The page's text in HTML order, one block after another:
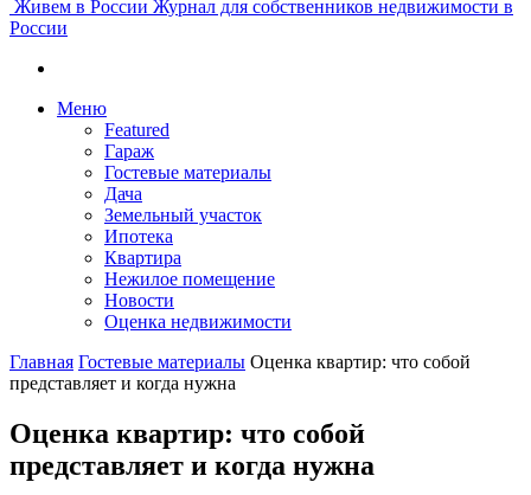
Живем в России Журнал для собственников недвижимости в
России
Меню
Featured
Гараж
Гостевые материалы
Дача
Земельный участок
Ипотека
Квартира
Нежилое помещение
Новости
Оценка недвижимости
Главная Гостевые материалы Оценка квартир: что собой
представляет и когда нужна
Оценка квартир: что собой
представляет и когда нужна